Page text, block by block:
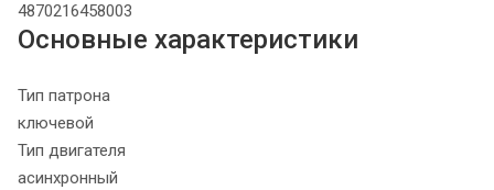
4870216458003
Основные характеристики
Тип патрона
ключевой
Тип двигателя
асинхронный